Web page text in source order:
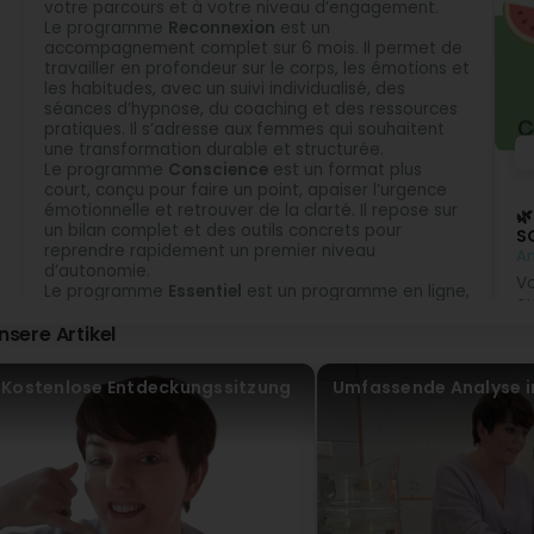
Roxane Latour
vor 9 Monat(en)
(Translated by Google) I had an excellent experience
listener and knows how to create a trusting atmosphere
greatly helped me make progress in my daily life. It's an
wishing to take care of themselves. (Original)
Nathalie. Elle fait preuve d'une grande écoute et sait
Ses conseils avisés m'ont beaucoup aidée à avancer
je recommande à toute personne souhaitant prendre soin
NaturoNat Fertilité
vor 4 Monat(en)
Bonjour Roxane, Je vous remercie sincèrement
notre accompagnement vous a permis de
David Tatiana Vigario Da costa
vor 1 Jahr(en)
NaturoNat Fertilité
vor 1 Jahr(en)
Merci Tatiana
votre parcours et à votre niveau d’engagement.
Le programme Reconnexion est un
accompagnement complet sur 6 mois. Il permet de
travailler en profondeur sur le corps, les émotions et
les habitudes, avec un suivi individualisé, des
séances d’hypnose, du coaching et des ressources
pratiques. Il s’adresse aux femmes qui souhaitent
une transformation durable et structurée.
Le programme Conscience est un format plus
court, conçu pour faire un point, apaiser l’urgence
émotionnelle et retrouver de la clarté. Il repose sur
un bilan complet et des outils concrets pour
reprendre rapidement un premier niveau
d’autonomie.
Le programme Essentiel est un programme en ligne,
de la santé féminine, d’intégrer des outils à son
Chaque programme est complémentaire et peut
correspondre à une étape différente du parcours.
Artikel
Kostenlose Entdeckungssitzung Umfassende Analyse